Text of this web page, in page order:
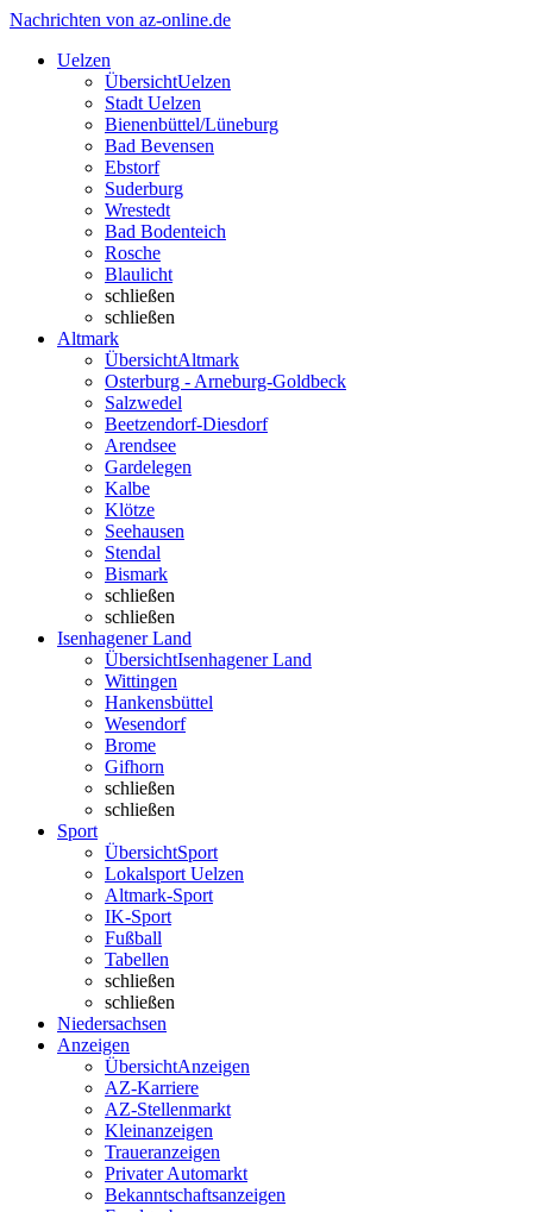
Nachrichten von az-online.de
Uelzen
ÜbersichtUelzen
Stadt Uelzen
Bienenbüttel/Lüneburg
Bad Bevensen
Ebstorf
Suderburg
Wrestedt
Bad Bodenteich
Rosche
Blaulicht
schließen
schließen
Altmark
ÜbersichtAltmark
Osterburg - Arneburg-Goldbeck
Salzwedel
Beetzendorf-Diesdorf
Arendsee
Gardelegen
Kalbe
Klötze
Seehausen
Stendal
Bismark
schließen
schließen
Isenhagener Land
ÜbersichtIsenhagener Land
Wittingen
Hankensbüttel
Wesendorf
Brome
Gifhorn
schließen
schließen
Sport
ÜbersichtSport
Lokalsport Uelzen
Altmark-Sport
IK-Sport
Fußball
Tabellen
schließen
schließen
Niedersachsen
Anzeigen
ÜbersichtAnzeigen
AZ-Karriere
AZ-Stellenmarkt
Kleinanzeigen
Traueranzeigen
Privater Automarkt
Bekanntschaftsanzeigen